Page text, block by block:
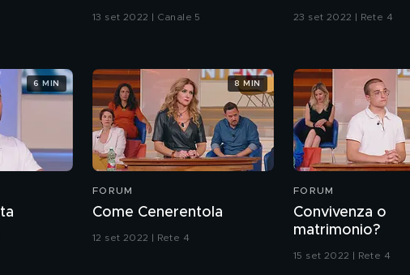
13 set 2022 | Canale 5 23 set 2022 | Rete 4
6 MIN
FORUM
Come Cenerentola
12 set 2022 | Rete 4
8 MIN
FORUM
Convivenza o
matrimonio?
15 set 2022 | Rete 4